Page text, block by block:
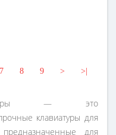
7 8 9 > >|
— это
клавиатуры для
для